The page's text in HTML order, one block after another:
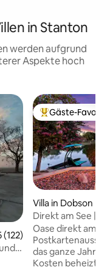
in Stanton
werden aufgrund
Aspekte hoch
(122)
Beliebter Gäste-
Gäste-Favorit
Villa in Dobson
Direkt am See |
Kajaks | 4
Oase direkt am
das ganze Jahr
Kosten beheizt